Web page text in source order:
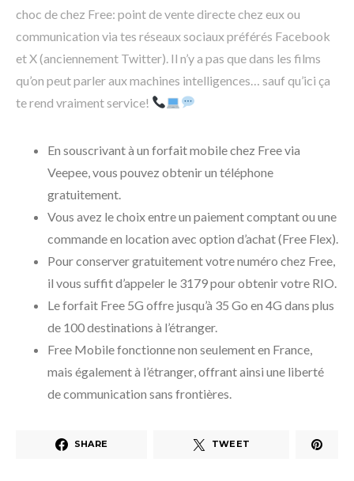
choc de chez Free: point de vente directe chez eux ou
communication via tes réseaux sociaux préférés Facebook
et X (anciennement Twitter). Il n’y a pas que dans les films
qu’on peut parler aux machines intelligences… sauf qu’ici ça
te rend vraiment service!
En souscrivant à un forfait mobile chez Free via
Veepee, vous pouvez obtenir un téléphone
gratuitement.
Vous avez le choix entre un paiement comptant ou une
commande en location avec option d’achat (Free Flex).
Pour conserver gratuitement votre numéro chez Free,
il vous suffit d’appeler le 3179 pour obtenir votre RIO.
Le forfait Free 5G offre jusqu’à 35 Go en 4G dans plus
de 100 destinations à l’étranger.
Free Mobile fonctionne non seulement en France,
mais également à l’étranger, offrant ainsi une liberté
de communication sans frontières.
SHARE TWEET